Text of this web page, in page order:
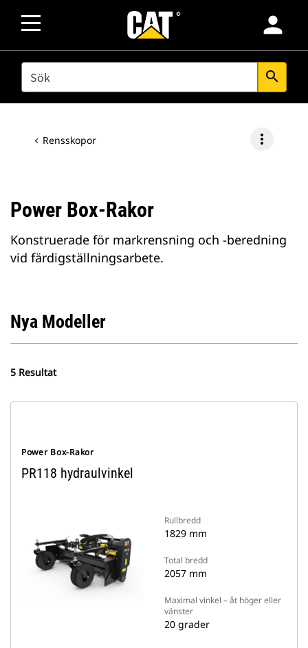
person
SEARCH search
Rensskopor more_vert
Power Box-Rakor
Konstruerade för markrensning och -beredning
vid färdigställningsarbete.
Nya Modeller
5 Resultat
Power Box-Rakor
PR118 hydraulvinkel
Rullbredd
1829 mm
Total bredd
2057 mm
Maximal vinkel – åt höger eller
vänster
20 grader